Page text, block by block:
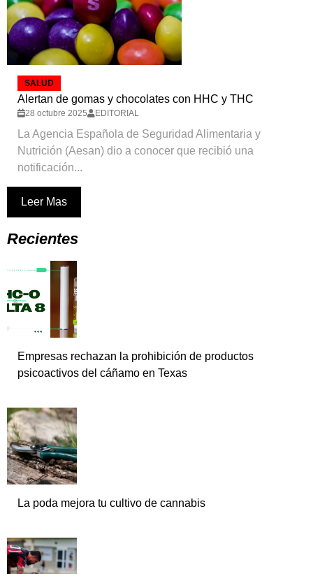
SALUD
Alertan de gomas y chocolates con HHC y THC
28 octubre 2025 EDITORIAL
La Agencia Española de Seguridad Alimentaria y
Nutrición (Aesan) dio a conocer que recibió una
notificación...
Leer Mas
Recientes
Empresas rechazan la prohibición de productos
psicoactivos del cáñamo en Texas
La poda mejora tu cultivo de cannabis